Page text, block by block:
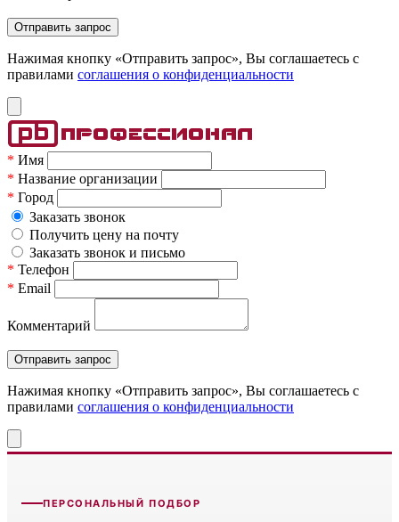
Нажимая кнопку «Отправить запрос», Вы соглашаетесь c
правилами соглашения о конфиденциальности
* Имя
* Название организации
* Город
Заказать звонок
Получить цену на почту
Заказать звонок и письмо
* Телефон
* Email
Комментарий
Нажимая кнопку «Отправить запрос», Вы соглашаетесь c
правилами соглашения о конфиденциальности
ПЕРСОНАЛЬНЫЙ ПОДБОР